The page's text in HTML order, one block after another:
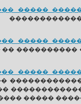
�����
�����
�����
�����